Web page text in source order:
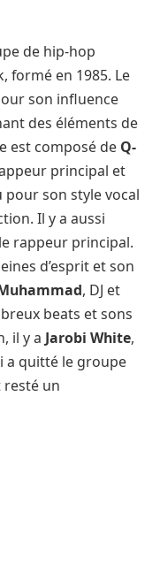
de hip-hop
formé en 1985. Le
son influence
des éléments de
est composé de Q-
principal et
son style vocal
Il y a aussi
rappeur principal.
d’esprit et son
, DJ et
beats et sons
il y a Jarobi White,
a quitté le groupe
resté un